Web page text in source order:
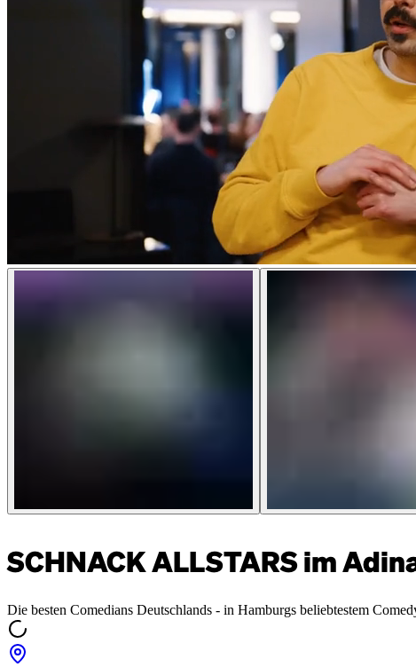
SCHNACK ALLSTARS im
Die besten Comedians Deutschlands - in Hamburgs beliebtestem